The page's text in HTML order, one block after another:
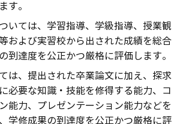
す。
いては、学習指導、学級指導、授業観
および実習校から出された成績を総合
到達度を公正かつ厳格に評価します。
は、提出された卒業論文に加え、探求
必要な知識・技能を修得する能力、コ
能力、プレゼンテーション能力などを
学修成果の到達度を公正かつ厳格に評